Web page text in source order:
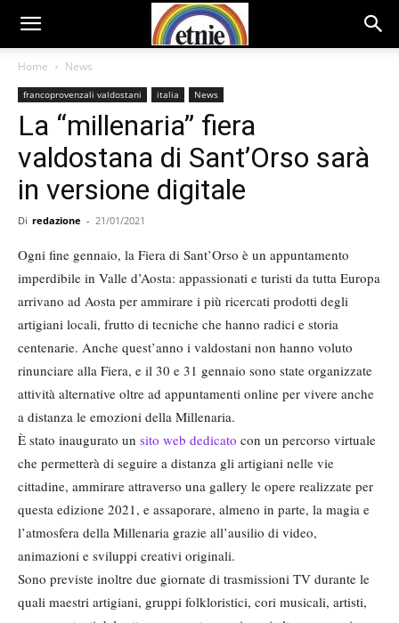
Home News
francoprovenzali valdostani italia News
La “millenaria” fiera
valdostana di Sant’Orso sarà
in versione digitale
Di redazione - 21/01/2021
Ogni fine gennaio, la Fiera di Sant’Orso è un appuntamento
imperdibile in Valle d’Aosta: appassionati e turisti da tutta Europa
arrivano ad Aosta per ammirare i più ricercati prodotti degli
artigiani locali, frutto di tecniche che hanno radici e storia
centenarie. Anche quest’anno i valdostani non hanno voluto
rinunciare alla Fiera, e il 30 e 31 gennaio sono state organizzate
attività alternative oltre ad appuntamenti online per vivere anche
a distanza le emozioni della Millenaria.
È stato inaugurato un sito web dedicato con un percorso virtuale
che permetterà di seguire a distanza gli artigiani nelle vie
cittadine, ammirare attraverso una gallery le opere realizzate per
questa edizione 2021, e assaporare, almeno in parte, la magia e
l’atmosfera della Millenaria grazie all’ausilio di video,
animazioni e sviluppi creativi originali.
Sono previste inoltre due giornate di trasmissioni TV durante le
quali maestri artigiani, gruppi folkloristici, cori musicali, artisti,